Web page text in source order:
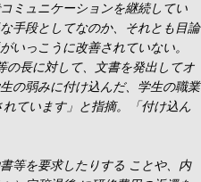
ミュニケーションを継続してい
手段としてなのか、それとも目論
いっこうに改善されていない。
長に対して、文書を発出してオ
の弱みに付け込んだ、学生の職業
ています」と指摘。「付け込ん
等を要求したりする ことや、内